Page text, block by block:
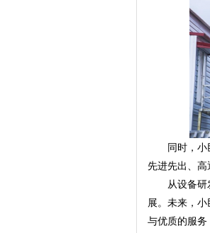
同时，
先进先出、
从设备
展。未来，
与优质的服